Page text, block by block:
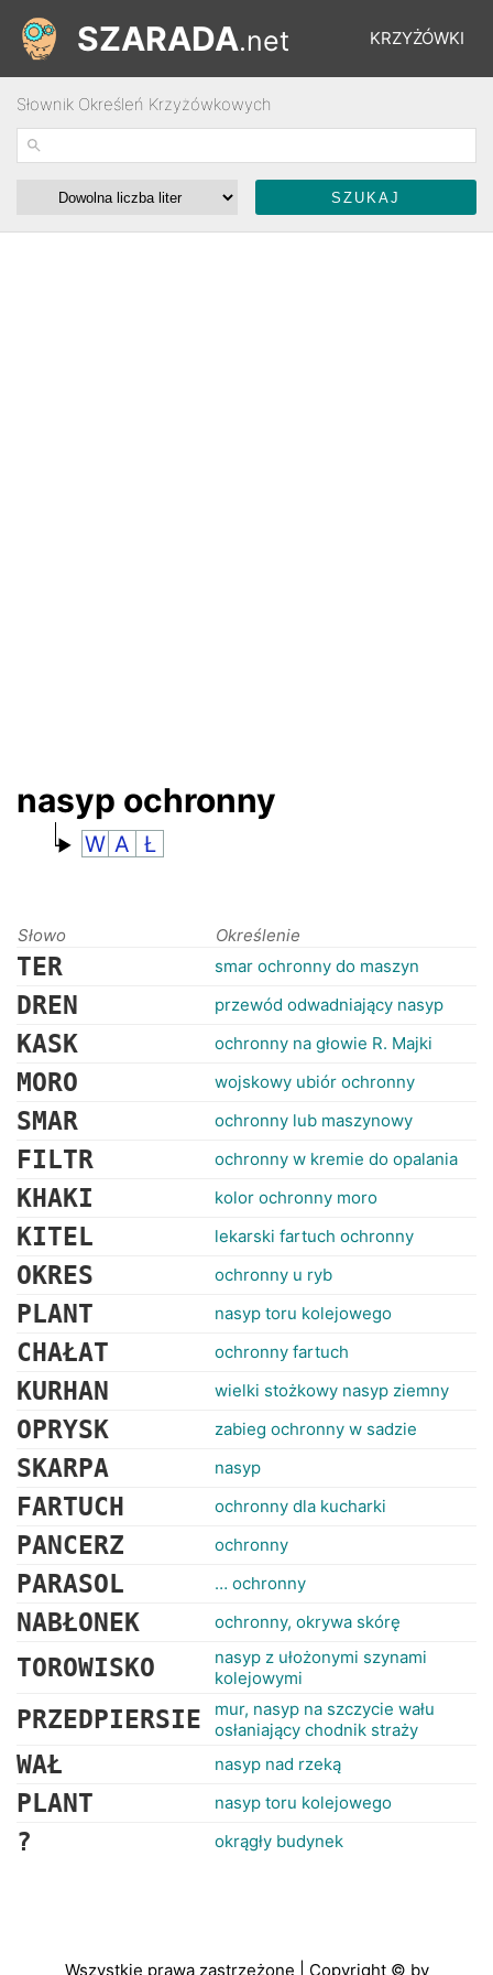
KRZYŻÓWKI
ŁAMIGŁÓWKI
SZARADA.net
Słownik Określeń Krzyżówkowych
nasyp ochronny
W A Ł
Słowo Określenie
TER smar ochronny do maszyn
DREN przewód odwadniający nasyp
KASK ochronny na głowie R. Majki
MORO wojskowy ubiór ochronny
SMAR ochronny lub maszynowy
FILTR ochronny w kremie do opalania
KHAKI kolor ochronny moro
KITEL lekarski fartuch ochronny
OKRES ochronny u ryb
PLANT nasyp toru kolejowego
CHAŁAT ochronny fartuch
KURHAN wielki stożkowy nasyp ziemny
OPRYSK zabieg ochronny w sadzie
SKARPA nasyp
FARTUCH ochronny dla kucharki
PANCERZ ochronny
PARASOL … ochronny
NABŁONEK ochronny, okrywa skórę
TOROWISKO
nasyp z ułożonymi szynami
kolejowymi
PRZEDPIERSIE
mur, nasyp na szczycie wału
osłaniający chodnik straży
WAŁ nasyp nad rzeką
PLANT nasyp toru kolejowego
? okrągły budynek
Wszystkie prawa zastrzeżone | Copyright © by